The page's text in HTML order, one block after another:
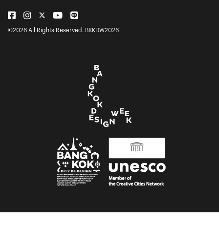
©2026 All Rights Reserved. BKKDW2026